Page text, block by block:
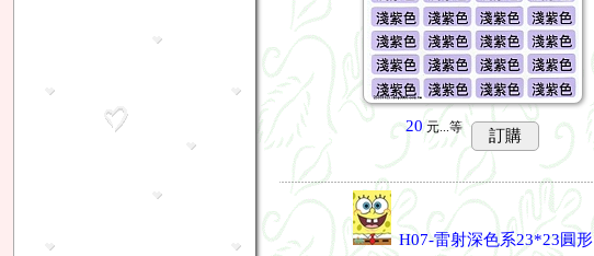
20 元...等 訂購
H07-雷射深色系23*23圓形